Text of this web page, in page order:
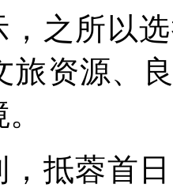
，之所以
旅资源、
，抵蓉首